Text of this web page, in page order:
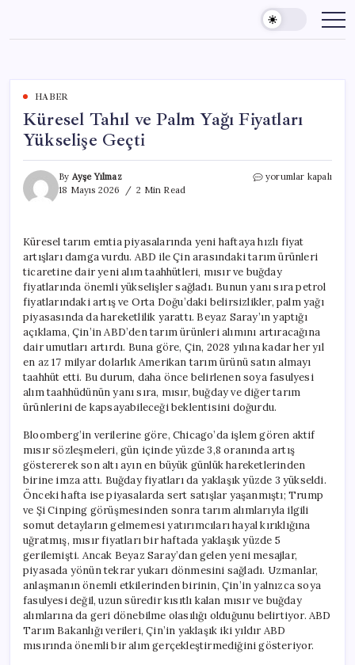
content
HABER
Küresel Tahıl ve Palm Yağı Fiyatları
Yükselişe Geçti
By Ayşe Yılmaz
18 Mayıs 2026
2 Min Read
Küresel
Fiyatları
Yükselişe
Geçti
için
yorumlar kapalı
Küresel tarım emtia piyasalarında yeni haftaya hızlı fiyat
artışları damga vurdu. ABD ile Çin arasındaki tarım ürünleri
ticaretine dair yeni alım taahhütleri, mısır ve buğday
fiyatlarında önemli yükselişler sağladı. Bunun yanı sıra petrol
fiyatlarındaki artış ve Orta Doğu’daki belirsizlikler, palm yağı
piyasasında da hareketlilik yarattı. Beyaz Saray’ın yaptığı
açıklama, Çin’in ABD’den tarım ürünleri alımını artıracağına
dair umutları artırdı. Buna göre, Çin, 2028 yılına kadar her yıl
en az 17 milyar dolarlık Amerikan tarım ürünü satın almayı
taahhüt etti. Bu durum, daha önce belirlenen soya fasulyesi
alım taahhüdünün yanı sıra, mısır, buğday ve diğer tarım
ürünlerini de kapsayabileceği beklentisini doğurdu.
Bloomberg’in verilerine göre, Chicago’da işlem gören aktif
mısır sözleşmeleri, gün içinde yüzde 3,8 oranında artış
göstererek son altı ayın en büyük günlük hareketlerinden
birine imza attı. Buğday fiyatları da yaklaşık yüzde 3 yükseldi.
Önceki hafta ise piyasalarda sert satışlar yaşanmıştı; Trump
ve Şi Cinping görüşmesinden sonra tarım alımlarıyla ilgili
somut detayların gelmemesi yatırımcıları hayal kırıklığına
uğratmış, mısır fiyatları bir haftada yaklaşık yüzde 5
gerilemişti. Ancak Beyaz Saray’dan gelen yeni mesajlar,
piyasada yönün tekrar yukarı dönmesini sağladı. Uzmanlar,
anlaşmanın önemli etkilerinden birinin, Çin’in yalnızca soya
fasulyesi değil, uzun süredir kısıtlı kalan mısır ve buğday
alımlarına da geri dönebilme olasılığı olduğunu belirtiyor. ABD
Tarım Bakanlığı verileri, Çin’in yaklaşık iki yıldır ABD
mısırında önemli bir alım gerçekleştirmediğini gösteriyor.